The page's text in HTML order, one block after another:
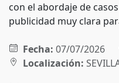
con el abordaje de
publicidad muy clara
Fecha: 07/07/2026
Localización: